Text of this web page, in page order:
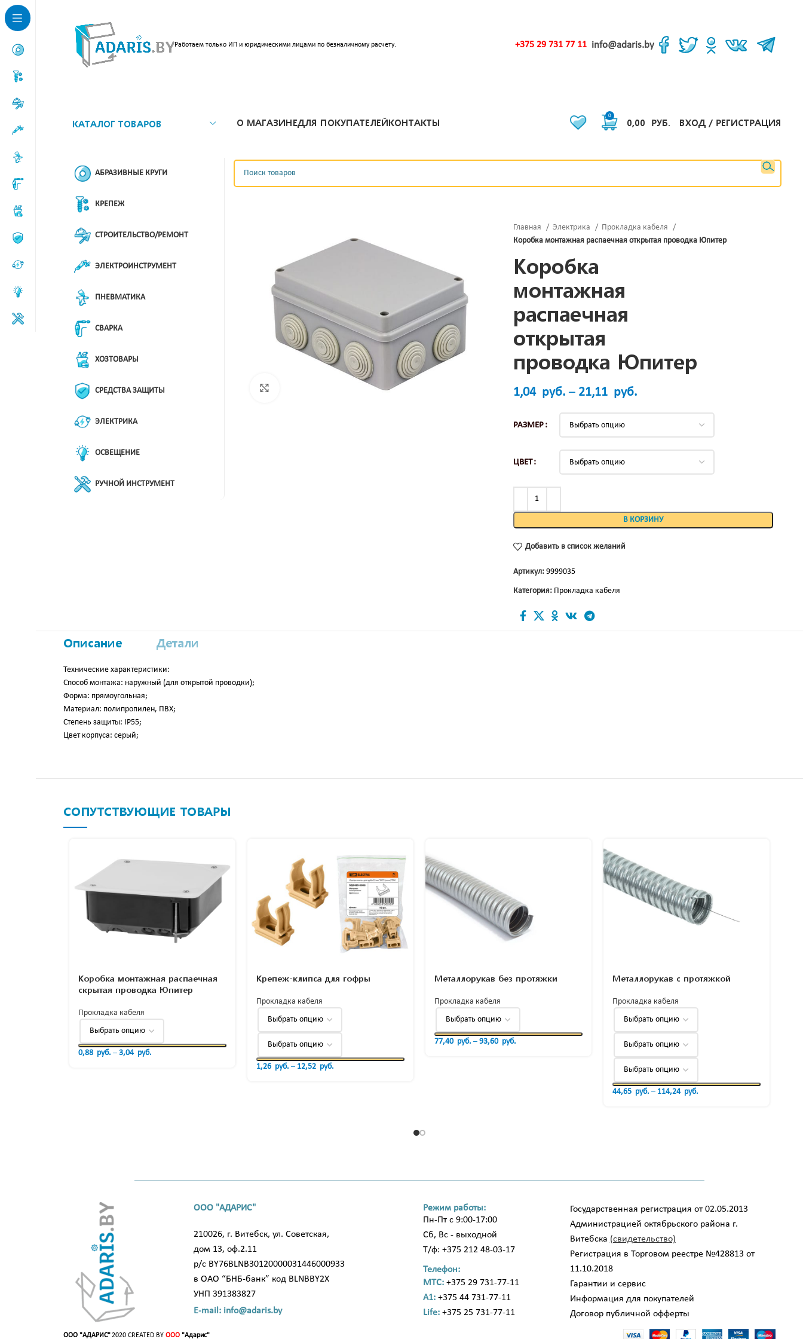
Работаем только ИП и юридическими лицами по безналичному расчету. +375 29 731 77 11 info@adaris.by
КАТАЛОГ ТОВАРОВ
АБРАЗИВНЫЕ КРУГИ
КРЕПЕЖ
СТРОИТЕЛЬСТВО/РЕМОНТ
ЭЛЕКТРОИНСТРУМЕНТ
ПНЕВМАТИКА
СВАРКА
ХОЗТОВАРЫ
СРЕДСТВА ЗАЩИТЫ
ЭЛЕКТРИКА
ОСВЕЩЕНИЕ
РУЧНОЙ ИНСТРУМЕНТ
О МАГАЗИНЕДЛЯ ПОКУПАТЕЛЕЙКОНТАКТЫ
0
0,00 РУБ. ВХОД / РЕГИСТРАЦИЯ
Главная Электрика
Прокладка кабеля
Коробка монтажная распаечная открытая проводка Юпитер
Коробка
монтажная
распаечная
открытая
проводка Юпитер
1,04 руб. – 21,11 руб.
РАЗМЕР
ЦВЕТ
В КОРЗИНУ
Добавить в список желаний
Артикул: 9999035
Категория: Прокладка кабеля
Описание Детали
Технические характеристики:
Способ монтажа: наружный (для открытой проводки);
Форма: прямоугольная;
Материал: полипропилен, ПВХ;
Степень защиты: IP55;
Цвет корпуса: серый;
СОПУТСТВУЮЩИЕ ТОВАРЫ
Коробка монтажная распаечная
скрытая проводка Юпитер
Прокладка кабеля
0,88 руб. – 3,04 руб.
Крепеж-клипса для гофры
Прокладка кабеля
1,26 руб. – 12,52 руб.
Металлорукав без протяжки
Прокладка кабеля
77,40 руб. – 93,60 руб.
Металлорукав с протяжкой
Прокладка кабеля
44,65 руб. – 114,24 руб.
ООО "АДАРИС"
210026, г. Витебск, ул. Советская,
дом 13, оф.2.11
р/с BY76BLNB30120000031446000933
в ОАО “БНБ-банк” код BLNBBY2X
УНП 391383827
E-mail: info@adaris.by
Режим работы:
Пн-Пт с 9:00-17:00
Сб, Вс - выходной
Т/ф: +375 212 48-03-17
Телефон:
МТС: +375 29 731-77-11
A1: +375 44 731-77-11
Life: +375 25 731-77-11
Государственная регистрация от 02.05.2013
Администрацией октябрьского района г.
Витебска (свидетельство)
Регистрация в Торговом реестре №428813 от
11.10.2018
Гарантии и сервис
Информация для покупателей
Договор публичной офферты
ООО "АДАРИС"2020 CREATED BY ООО "Адарис"